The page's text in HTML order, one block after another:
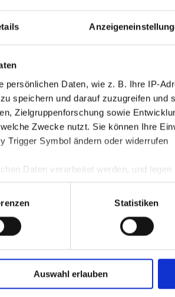
persönlichen Daten, wie z. B. Ihre IP-
speichern und darauf zuzugreifen und
Zielgruppenforschung sowie
Zwecke nutzt. Sie können Ihre
Trigger Symbol ändern oder widerrufen
Daten verarbeitet werden, und
zu personalisieren, Funktionen für
Außerdem geben wir
Statistiken
Auswahl erlauben